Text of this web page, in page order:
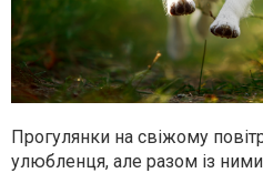
Прогулянки на свіжому
улюбленця, але разом із ними